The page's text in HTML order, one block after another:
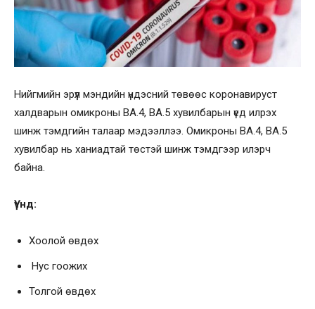
Нийгмийн эрүүл мэндийн үндэсний төвөөс коронавируст
халдварын омикроны BA.4, BA.5 хувилбарын үед илрэх
шинж тэмдгийн талаар мэдээллээ. Омикроны ВА.4, ВА.5
хувилбар нь ханиадтай төстэй шинж тэмдгээр илэрч
байна.
Үүнд:
Хоолой өвдөх
Нус гоожих
Толгой өвдөх